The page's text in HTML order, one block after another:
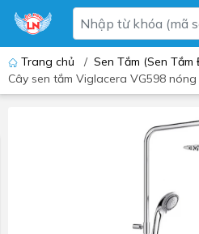
Trang chủ / Sen Tắm (Sen
Cây sen tắm Viglacera VG598 nóng